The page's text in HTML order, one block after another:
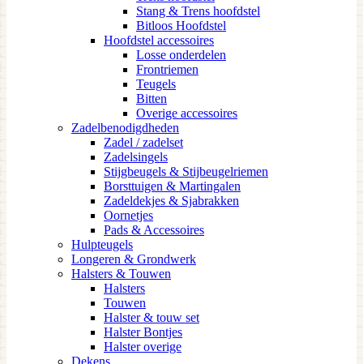
Stang & Trens hoofdstel
Bitloos Hoofdstel
Hoofdstel accessoires
Losse onderdelen
Frontriemen
Teugels
Bitten
Overige accessoires
Zadelbenodigdheden
Zadel / zadelset
Zadelsingels
Stijgbeugels & Stijbeugelriemen
Borsttuigen & Martingalen
Zadeldekjes & Sjabrakken
Oornetjes
Pads & Accessoires
Hulpteugels
Longeren & Grondwerk
Halsters & Touwen
Halsters
Touwen
Halster & touw set
Halster Bontjes
Halster overige
Dekens